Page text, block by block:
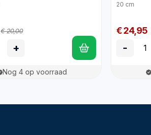
€ 20,00
+
Nog 4 op voorraad
20 cm
€ 24,95
-